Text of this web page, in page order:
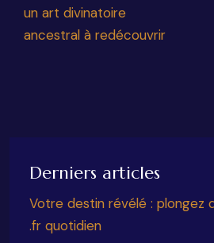
un art divinatoire
ancestral à redécouvrir
Derniers articles
Votre destin révélé : plongez
.fr quotidien